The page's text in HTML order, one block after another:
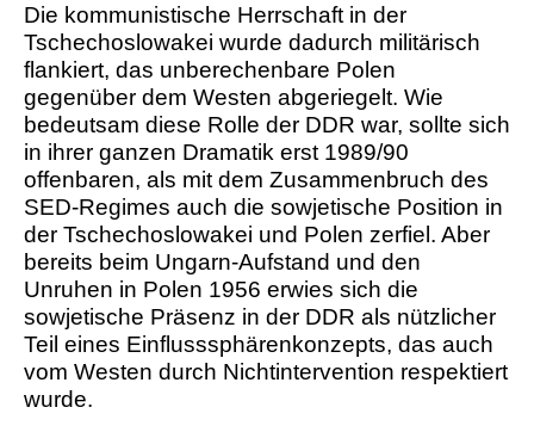
Die kommunistische Herrschaft in der
Tschechoslowakei wurde dadurch militärisch
flankiert, das unberechenbare Polen
gegenüber dem Westen abgeriegelt. Wie
bedeutsam diese Rolle der DDR war, sollte sich
in ihrer ganzen Dramatik erst 1989/90
offenbaren, als mit dem Zusammenbruch des
SED-Regimes auch die sowjetische Position in
der Tschechoslowakei und Polen zerfiel. Aber
bereits beim Ungarn-Aufstand und den
Unruhen in Polen 1956 erwies sich die
sowjetische Präsenz in der DDR als nützlicher
Teil eines Einflusssphärenkonzepts, das auch
vom Westen durch Nichtintervention respektiert
wurde.